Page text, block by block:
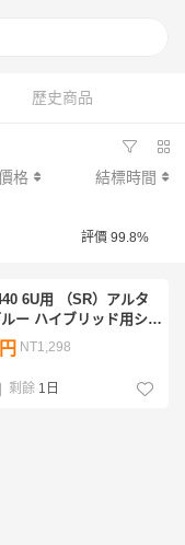
歷史商品
格 結標時間
評價 99.8%
6U用 （SR）アルタ
ー ハイブリッド用シャ
ALTA JCB BLUE
NT1,298
| 剩餘 1日